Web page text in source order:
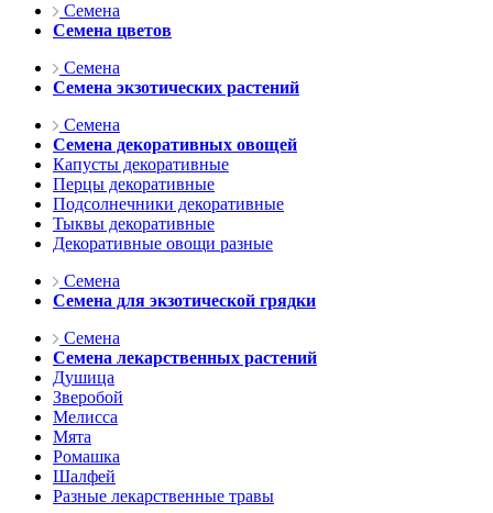
Семена
Семена цветов
Семена
Семена экзотических растений
Семена
Семена декоративных овощей
Капусты декоративные
Перцы декоративные
Подсолнечники декоративные
Тыквы декоративные
Декоративные овощи разные
Семена
Семена для экзотической грядки
Семена
Семена лекарственных растений
Душица
Зверобой
Мелисса
Мята
Ромашка
Шалфей
Разные лекарственные травы